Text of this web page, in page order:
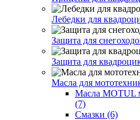
Лебедки для
Защита для
Защита для
Масла для
Масла MOTUL
(7)
Смазки (6)